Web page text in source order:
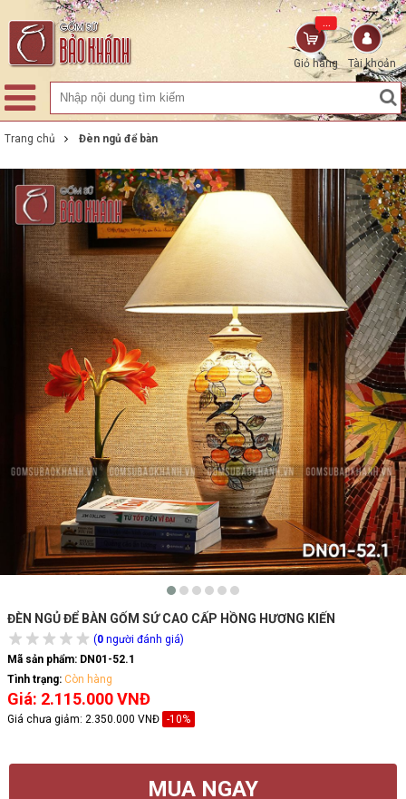
Tài khoản
Giỏ hàng
...
Trang chủ Đèn ngủ để bàn
ĐÈN NGỦ ĐỂ BÀN GỐM SỨ CAO CẤP HỒNG HƯƠNG KIẾN
(0 người đánh giá)
Mã sản phẩm: DN01-52.1
Tình trạng: Còn hàng
Giá: 2.115.000 VNĐ
Giá chưa giảm: 2.350.000 VNĐ -10%
MUA NGAY